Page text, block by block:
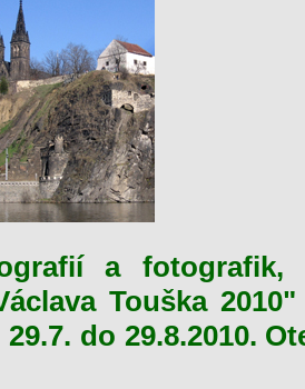
a
Touška
do 29.8.2010.